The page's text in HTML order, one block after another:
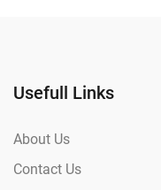
Usefull Links
About Us
Contact Us